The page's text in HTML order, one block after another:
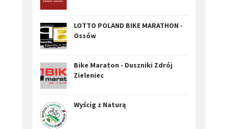
LOTTO POLAND BIKE MARATHON -
Ossów
Bike Maraton - Duszniki Zdrój
Zieleniec
Wyścig z Naturą